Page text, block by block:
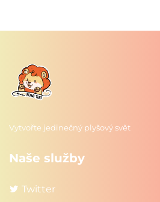
Vytvořte jedinečný plyšový svět
Naše služby
Twitter